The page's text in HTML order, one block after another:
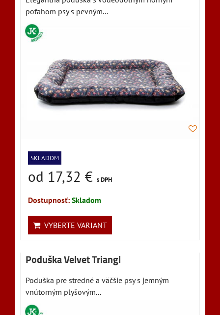
poťahom psy s pevným...
SKLADOM
od 17,32 € s DPH
Dostupnosť: Skladom
VYBERTE VARIANT
Poduška Velvet Triangl
Poduška pre stredné a väčšie psy s jemným
vnútorným plyšovým...